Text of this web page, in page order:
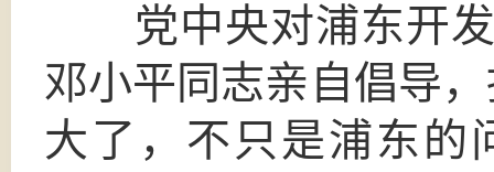
党中央对浦东开发
邓小平同志亲自倡导
大了，不只是浦东的